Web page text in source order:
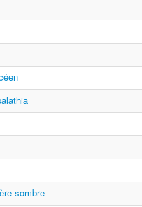
掘師]に比べ[園芸師]の人口が低
アイテムの多くは[木工]と[調
Lvは上げておこうというプレ
事で多少バランスが取れたと思
sombre